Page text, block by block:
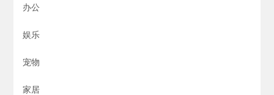
办公
娱乐
宠物
家居